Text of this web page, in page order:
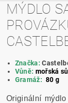
MÝDLO
Značka:
Vůně: mořská
Gramáž: 80 g
Originální mýdlo